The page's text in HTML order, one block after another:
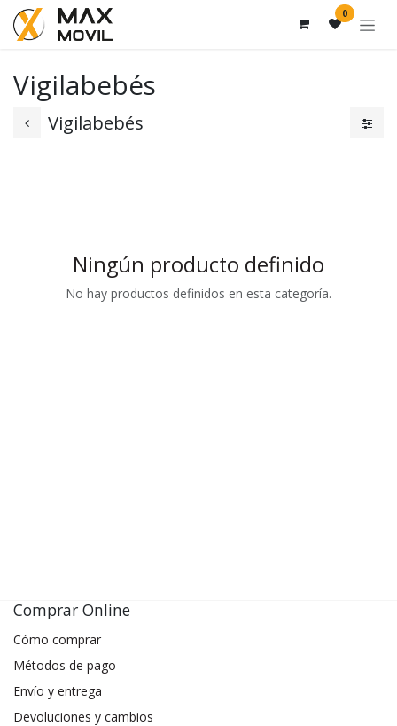
Ir al contenido 0
Vigilabebés
Vigilabebés
Ningún producto definido
No hay productos definidos en esta categoría.
Comprar Online
Cómo comprar
Métodos de pago
Envío y entrega
Devoluciones y cambios